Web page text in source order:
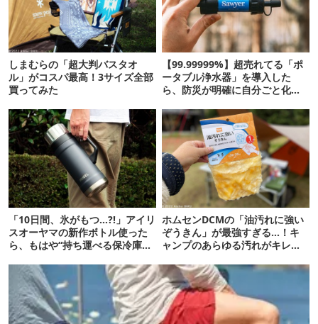
しまむらの「超大判バスタオ
ル」がコスパ最高！3サイズ全部
買ってみた
【99.99999%】超売れてる「ポ
ータブル浄水器」を導入した
ら、防災が明確に自分ごと化し
「10日間、氷がもつ…?!」アイリ
スオーヤマの新作ボトル使った
ら、もはや“持ち運べる保冷庫
ホムセンDCMの「油汚れに強い
ぞうきん」が最強すぎる…！キ
ャンプのあらゆる汚れがキレイ